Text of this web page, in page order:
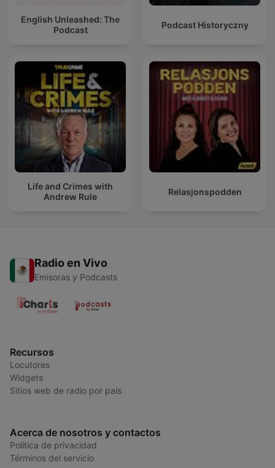
English Unleashed: The
Podcast
Podcast Historyczny
Life and Crimes with
Andrew Rule
Relasjonspodden
Radio en Vivo
Emisoras y Podcasts
Recursos
Locutores
Widgets
Sitios web de radio por país
Acerca de nosotros y contactos
Política de privacidad
Términos del servicio